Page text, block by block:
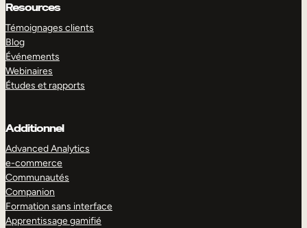
Resources
Témoignages clients
Blog
Événements
Webinaires
Études et rapports
Additionnel
Advanced Analytics
e-commerce
Communautés
Companion
Formation sans interface
Apprentissage gamifié